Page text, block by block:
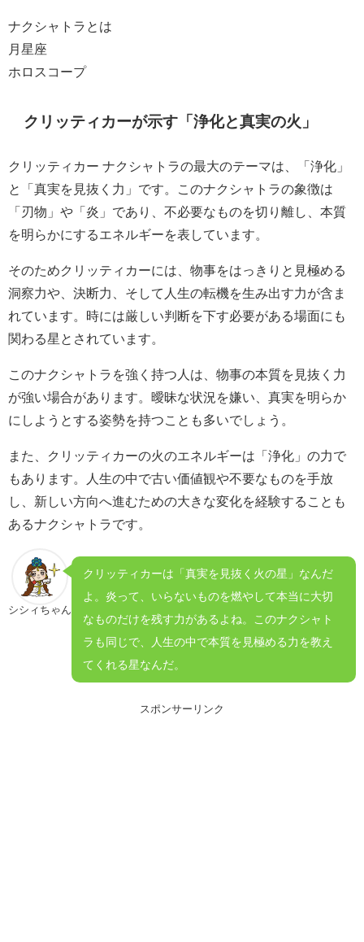
ナクシャトラとは
月星座
ホロスコープ
クリッティカーが示す「浄化と真実の火」
クリッティカー ナクシャトラの最大のテーマは、「浄化」
と「真実を見抜く力」です。このナクシャトラの象徴は
「刃物」や「炎」であり、不必要なものを切り離し、本質
を明らかにするエネルギーを表しています。
そのためクリッティカーには、物事をはっきりと見極める
洞察力や、決断力、そして人生の転機を生み出す力が含ま
れています。時には厳しい判断を下す必要がある場面にも
関わる星とされています。
このナクシャトラを強く持つ人は、物事の本質を見抜く力
が強い場合があります。曖昧な状況を嫌い、真実を明らか
にしようとする姿勢を持つことも多いでしょう。
また、クリッティカーの火のエネルギーは「浄化」の力で
もあります。人生の中で古い価値観や不要なものを手放
し、新しい方向へ進むための大きな変化を経験することも
あるナクシャトラです。
シシィちゃん
クリッティカーは「真実を見抜く火の星」なんだ
よ。炎って、いらないものを燃やして本当に大切
なものだけを残す力があるよね。このナクシャト
ラも同じで、人生の中で本質を見極める力を教え
てくれる星なんだ。
スポンサーリンク